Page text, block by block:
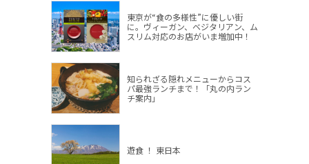
東京が“食の多様性”に優しい街
に。ヴィーガン、ベジタリアン、ム
スリム対応のお店がいま増加中！
知られざる隠れメニューからコス
パ最強ランチまで！「丸の内ラン
チ案内」
遊食 ！ 東日本